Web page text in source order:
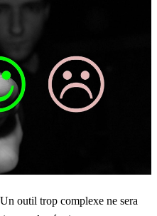
outil trop complexe ne sera